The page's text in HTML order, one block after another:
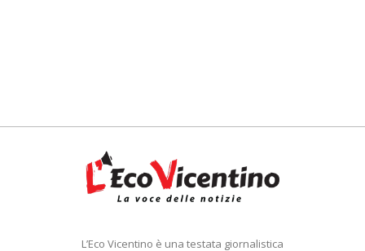
L’Eco Vicentino è una testata giornalistica